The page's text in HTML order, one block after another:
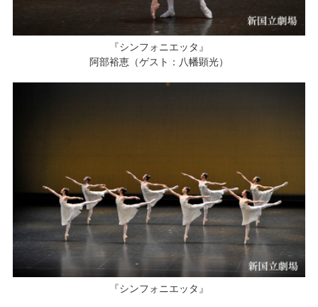
『シンフォニエッタ』
阿部裕恵（ゲスト：八幡顕光）
『シンフォニエッタ』